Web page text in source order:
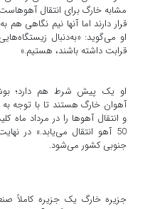
مشابه خارگ برای انتقال
قرار دارند اما آنها نیم نگاهی
او می‌گوید: «به‌دنبال
قرابت داشته باشند، هستیم.»
او یک پیش شرط هم دارد؛
آهوان خارگ هستند تا با توجه به
و انتقال آهوها را در مرداد ماه
50 آهو انتقال می‌یابد.» در
جنوبی کشور می‌شود.
جزیره خارگ یک جزیره کاملاً